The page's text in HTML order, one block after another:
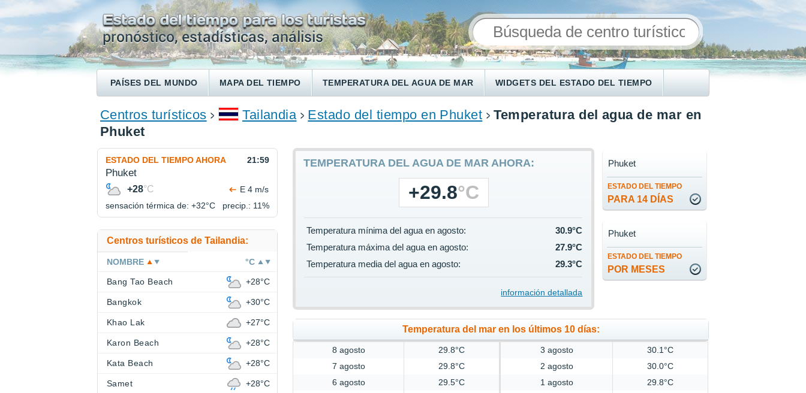
PAÍSES DEL MUNDO MAPA DEL TIEMPO TEMPERATURA DEL AGUA DE MAR WIDGETS DEL ESTADO DEL TIEMPO
ENCONTRAR UN HOTEL
Centros turísticos Tailandia Estado del tiempo en Phuket
Temperatura del agua de mar en
Phuket
TEMPERATURA DEL AGUA DE MAR AHORA:
+29.8°C
Temperatura mínima del agua en agosto:
30.9°C
Temperatura máxima del agua en agosto:
27.9°C
Temperatura media del agua en agosto:
29.3°C
información detallada
ESTADO DEL TIEMPO
PARA 14 DÍAS
Phuket
ESTADO DEL TIEMPO
POR MESES
Phuket
Temperatura del mar en los últimos 10 días:
8 agosto 29.8°C 3 agosto
30.1°C
7 agosto
29.8°C 2 agosto
30.0°C
6 agosto
29.5°C 1 agosto
29.8°C
ESTADO DEL TIEMPO AHORA 21:59
Phuket
+28°C
E 4 m/s
sensación térmica de: +32°C precip.: 11%
Centros turísticos de Tailandia:
NOMBRE °C
Bang Tao Beach +28°C
Bangkok +30°C
Khao Lak +27°C
Karon Beach +28°C
Kata Beach +28°C
Samet +28°C